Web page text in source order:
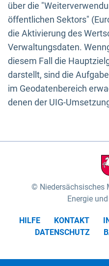
über die
öffentlichen Sektors"
die Aktivierung des
Verwaltungsdaten.
diesem Fall die
darstellt, sind die
im Geodatenbereich
denen der UIG-
Niedersächsisches
Energie
HILFE KONTAKT
DATENSCHUTZ